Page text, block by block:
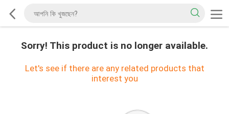
Sorry! This product is no longer available.
Let's see if there are any related products that
interest you